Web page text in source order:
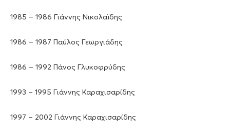
1985 – 1986 Γιάννης Νικολαϊδης
1986 – 1987 Παύλος Γεωργιάδης
1986 – 1992 Πάνος Γλυκοφρύδης
1993 – 1995 Γιάννης Καραχισαρίδης
1997 – 2002 Γιάννης Καραχισαρίδης